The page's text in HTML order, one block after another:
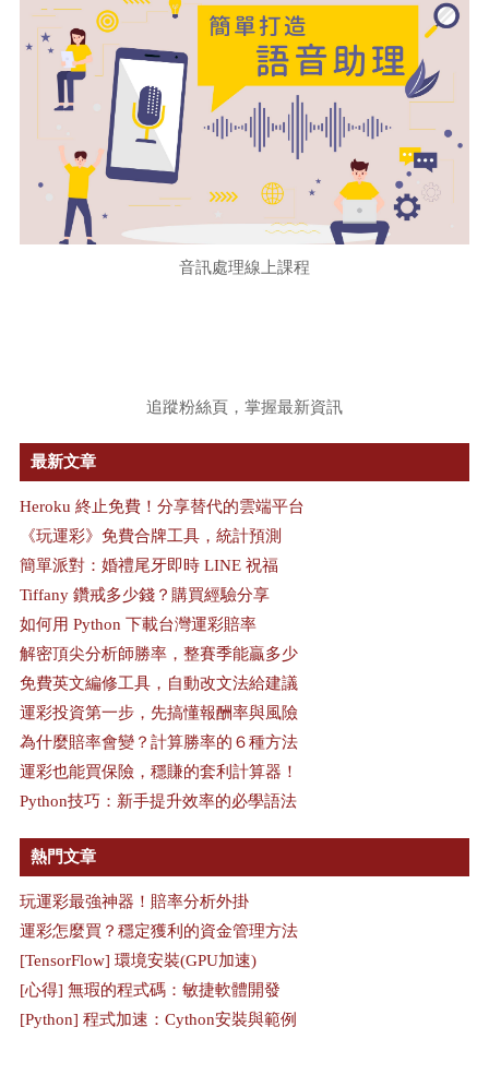
音訊處理線上課程
追蹤粉絲頁，掌握最新資訊
最新文章
Heroku 終止免費！分享替代的雲端平台
《玩運彩》免費合牌工具，統計預測
簡單派對：婚禮尾牙即時 LINE 祝福
Tiffany 鑽戒多少錢？購買經驗分享
如何用 Python 下載台灣運彩賠率
解密頂尖分析師勝率，整賽季能贏多少
免費英文編修工具，自動改文法給建議
運彩投資第一步，先搞懂報酬率與風險
為什麼賠率會變？計算勝率的６種方法
運彩也能買保險，穩賺的套利計算器！
Python技巧：新手提升效率的必學語法
熱門文章
玩運彩最強神器！賠率分析外掛
運彩怎麼買？穩定獲利的資金管理方法
[TensorFlow] 環境安裝(GPU加速)
[心得] 無瑕的程式碼：敏捷軟體開發
[Python] 程式加速：Cython安裝與範例